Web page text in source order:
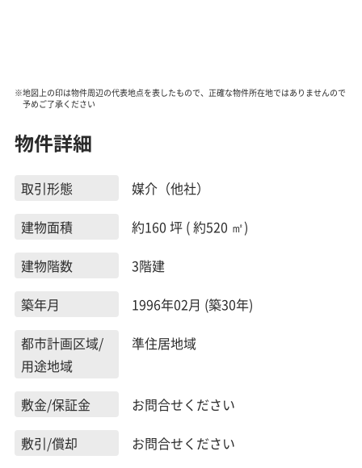
※地図上の印は物件周辺の代表地点を表したもので、正確な物件所在地ではありませんので
予めご了承ください
物件詳細
取引形態
媒介（他社）
建物面積
約160 坪 ( 約520 ㎡)
建物階数
3階建
築年月
1996年02月 (築30年)
都市計画区域/
用途地域
準住居地域
敷金/保証金
お問合せください
敷引/償却
お問合せください